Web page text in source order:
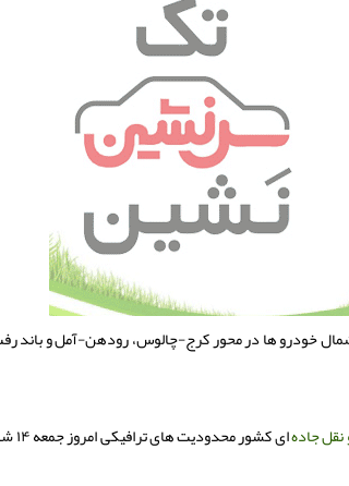
خودرو ها در محور كرج-چالوس، رودهن-آمل و باند
جاده
ای